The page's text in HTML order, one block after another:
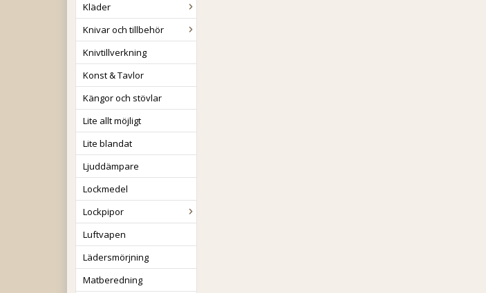
Kläder
Knivar och tillbehör
Knivtillverkning
Konst & Tavlor
Kängor och stövlar
Lite allt möjligt
Lite blandat
Ljuddämpare
Lockmedel
Lockpipor
Luftvapen
Lädersmörjning
Matberedning